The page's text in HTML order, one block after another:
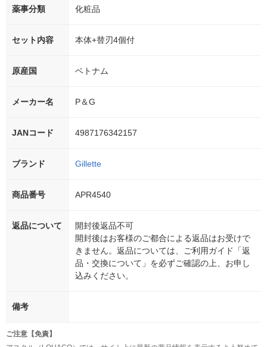
薬事分類 化粧品
セット内容 本体+替刃4個付
原産国 ベトナム
メーカー名 P＆G
JANコード 4987176342157
ブランド Gillette
商品番号 APR4540
返品について
開封後返品不可
開封後はお客様のご都合による返品はお受けで
きません。返品については、ご利用ガイド「返
品・交換について」を必ずご確認の上、お申し
込みください。
備考
ご注意【免責】